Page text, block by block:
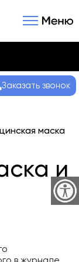
Заказать звонок
маска
и